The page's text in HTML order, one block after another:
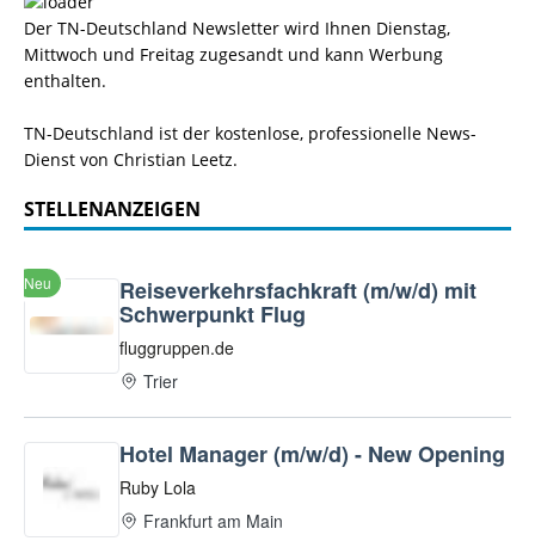
Der TN-Deutschland Newsletter wird Ihnen Dienstag,
Mittwoch und Freitag zugesandt und kann Werbung
enthalten.
TN-Deutschland ist der kostenlose, professionelle News-
Dienst von Christian Leetz.
STELLENANZEIGEN